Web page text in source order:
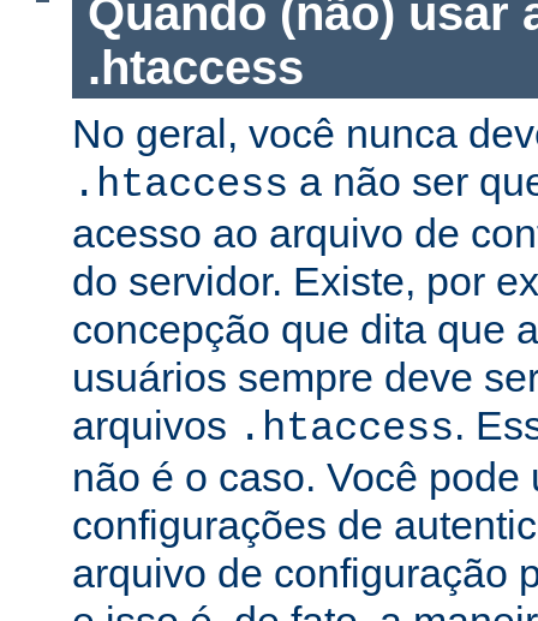
Quando (não) usar
.htaccess
No geral, você nunca
.htaccess a não ser
acesso ao arquivo de
do servidor. Existe, por
concepção que dita que
usuários sempre deve
arquivos .htaccess.
não é o caso. Você pode
configurações de
arquivo de configuração